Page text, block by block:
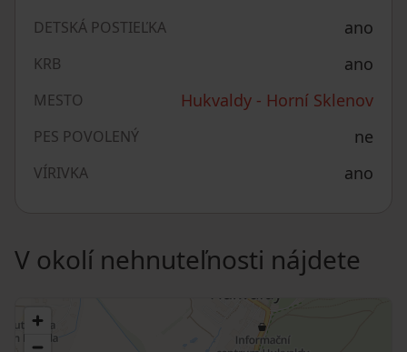
DETSKÁ POSTIEĽKA ano
KRB ano
MESTO Hukvaldy - Horní Sklenov
PES POVOLENÝ ne
VÍRIVKA ano
V okolí nehnuteľnosti nájdete